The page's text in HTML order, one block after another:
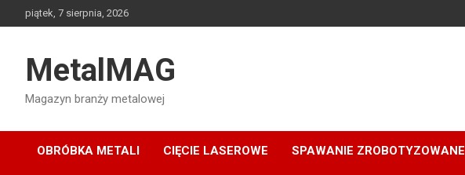
to
piątek, 7 sierpnia, 2026
MetalMAG
Magazyn branży metalowej
OBRÓBKA METALI CIĘCIE LASEROWE SPAWANIE ZROBOTYZOWANE